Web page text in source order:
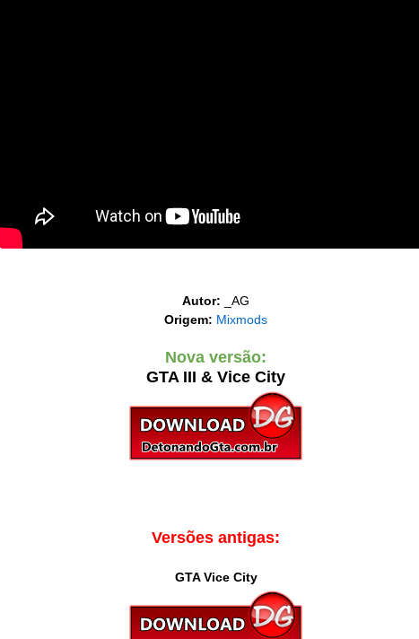
‎Autor:
_AG
Origem: Mixmods
Nova versão:
GTA III & Vice City
Versões antigas:
GTA Vice City